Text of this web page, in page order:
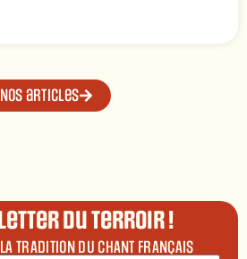
Nos articles
du terroir !
TRADITION DU CHANT FRANÇAIS